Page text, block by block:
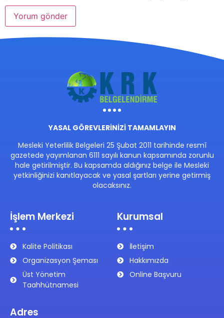
YASAL GÖREVLERİNİZİ TAMAMLAYIN
Mesleki Yeterlilik Belgeleri 25 Şubat 2011 tarihinde resmî
gazetede yayımlanan 6111 sayılı kanun kapsamında zorunlu
hale getirilmiştir. Bu kapsamda aldığınız belge ile Mesleki
yetkinliğinizi kanıtlayacak ve yasal şartları yerine getirmiş
olacaksınız.
İşlem Merkezi
Kalite Politikası
Organizasyon Şeması
Üst Yönetim
Taahhütnamesi
Kurumsal
İletişim
Hakkımızda
Online Başvuru
Adres